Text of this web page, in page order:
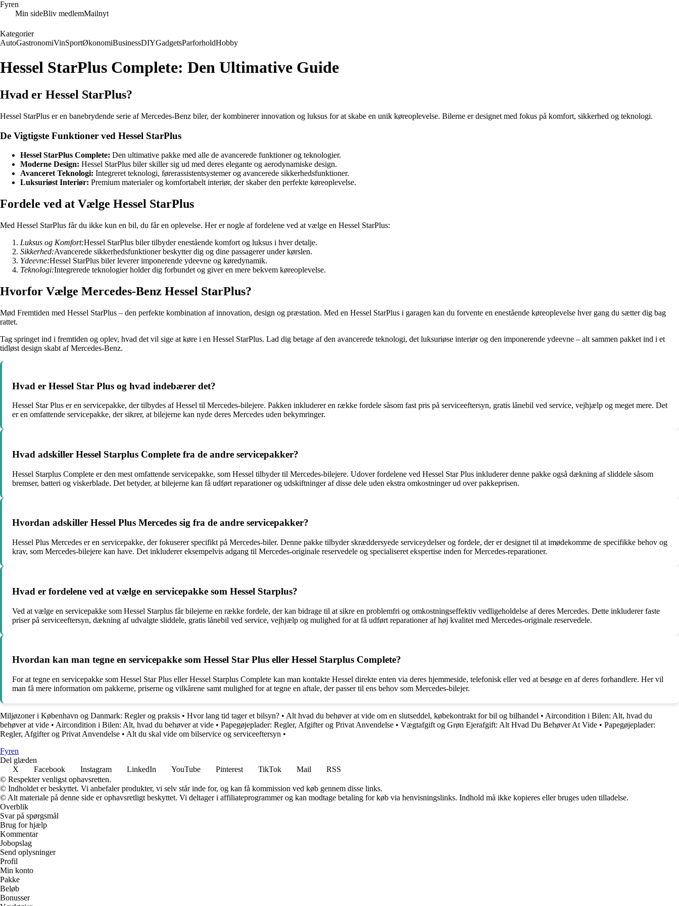
Fyren
Min sideBliv medlemMailnyt
Kategorier
AutoGastronomiVinSportØkonomiBusinessDIYGadgetsParforholdHobby
Hessel StarPlus Complete: Den Ultimative Guide
Hvad er Hessel StarPlus?
Hessel StarPlus er en banebrydende serie af Mercedes-Benz biler, der kombinerer innovation og luksus for at skabe en unik køreoplevelse. Bilerne er designet med fokus på komfort, sikkerhed og teknologi.
De Vigtigste Funktioner ved Hessel StarPlus
Hessel StarPlus Complete: Den ultimative pakke med alle de avancerede funktioner og teknologier.
Moderne Design: Hessel StarPlus biler skiller sig ud med deres elegante og aerodynamiske design.
Avanceret Teknologi: Integreret teknologi, førerassistentsystemer og avancerede sikkerhedsfunktioner.
Luksuriøst Interiør: Premium materialer og komfortabelt interiør, der skaber den perfekte køreoplevelse.
Fordele ved at Vælge Hessel StarPlus
Med Hessel StarPlus får du ikke kun en bil, du får en oplevelse. Her er nogle af fordelene ved at vælge en Hessel StarPlus:
Luksus og Komfort:Hessel StarPlus biler tilbyder enestående komfort og luksus i hver detalje.
Sikkerhed:Avancerede sikkerhedsfunktioner beskytter dig og dine passagerer under kørslen.
Ydeevne:Hessel StarPlus biler leverer imponerende ydeevne og køredynamik.
Teknologi:Integrerede teknologier holder dig forbundet og giver en mere bekvem køreoplevelse.
Hvorfor Vælge Mercedes-Benz Hessel StarPlus?
Mød Fremtiden med Hessel StarPlus – den perfekte kombination af innovation, design og præstation. Med en Hessel StarPlus i garagen kan du forvente en enestående køreoplevelse hver gang du sætter dig bag
rattet.
Tag springet ind i fremtiden og oplev, hvad det vil sige at køre i en Hessel StarPlus. Lad dig betage af den avancerede teknologi, det luksuriøse interiør og den imponerende ydeevne – alt sammen pakket ind i et
tidløst design skabt af Mercedes-Benz.
Hvad er Hessel Star Plus og hvad indebærer det?
Hessel Star Plus er en servicepakke, der tilbydes af Hessel til Mercedes-bilejere. Pakken inkluderer en række fordele såsom fast pris på serviceeftersyn, gratis lånebil ved service, vejhjælp og meget mere. Det
er en omfattende servicepakke, der sikrer, at bilejerne kan nyde deres Mercedes uden bekymringer.
Hvad adskiller Hessel Starplus Complete fra de andre servicepakker?
Hessel Starplus Complete er den mest omfattende servicepakke, som Hessel tilbyder til Mercedes-bilejere. Udover fordelene ved Hessel Star Plus inkluderer denne pakke også dækning af sliddele såsom
bremser, batteri og viskerblade. Det betyder, at bilejerne kan få udført reparationer og udskiftninger af disse dele uden ekstra omkostninger ud over pakkeprisen.
Hvordan adskiller Hessel Plus Mercedes sig fra de andre servicepakker?
Hessel Plus Mercedes er en servicepakke, der fokuserer specifikt på Mercedes-biler. Denne pakke tilbyder skræddersyede serviceydelser og fordele, der er designet til at imødekomme de specifikke behov og
krav, som Mercedes-bilejere kan have. Det inkluderer eksempelvis adgang til Mercedes-originale reservedele og specialiseret ekspertise inden for Mercedes-reparationer.
Hvad er fordelene ved at vælge en servicepakke som Hessel Starplus?
Ved at vælge en servicepakke som Hessel Starplus får bilejerne en række fordele, der kan bidrage til at sikre en problemfri og omkostningseffektiv vedligeholdelse af deres Mercedes. Dette inkluderer faste
priser på serviceeftersyn, dækning af udvalgte sliddele, gratis lånebil ved service, vejhjælp og mulighed for at få udført reparationer af høj kvalitet med Mercedes-originale reservedele.
Hvordan kan man tegne en servicepakke som Hessel Star Plus eller Hessel Starplus Complete?
For at tegne en servicepakke som Hessel Star Plus eller Hessel Starplus Complete kan man kontakte Hessel direkte enten via deres hjemmeside, telefonisk eller ved at besøge en af deres forhandlere. Her vil
man få mere information om pakkerne, priserne og vilkårene samt mulighed for at tegne en aftale, der passer til ens behov som Mercedes-bilejer.
Miljøzoner i København og Danmark: Regler og praksis • Hvor lang tid tager et bilsyn? • Alt hvad du behøver at vide om en slutseddel, købekontrakt for bil og bilhandel • Aircondition i Bilen: Alt, hvad du
behøver at vide • Aircondition i Bilen: Alt, hvad du behøver at vide • Papegøjeplader: Regler, Afgifter og Privat Anvendelse • Vægtafgift og Grøn Ejerafgift: Alt Hvad Du Behøver At Vide • Papegøjeplader:
Regler, Afgifter og Privat Anvendelse • Alt du skal vide om bilservice og serviceeftersyn •
Fyren
Del glæden
X
Facebook Instagram LinkedIn YouTube Pinterest TikTok Mail
RSS
© Respekter venligst ophavsretten.
© Indholdet er beskyttet. Vi anbefaler produkter, vi selv står inde for, og kan få kommission ved køb gennem disse links.
© Alt materiale på denne side er ophavsretligt beskyttet. Vi deltager i affiliateprogrammer og kan modtage betaling for køb via henvisningslinks. Indhold må ikke kopieres eller bruges uden tilladelse.
Overblik
Svar på spørgsmål
Brug for hjælp
Kommentar
Jobopslag
Send oplysninger
Profil
Min konto
Pakke
Beløb
Bonusser